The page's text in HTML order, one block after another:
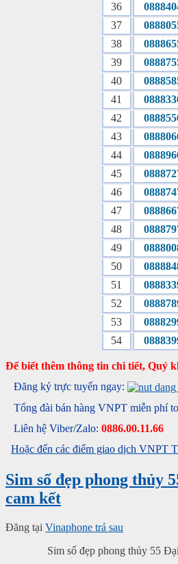
36
37
38
39
40
41
42
43
44
45
46
47
48
49
50
51
52
53
54
Để biết thêm thông tin chi tiết, Quý
Đăng ký trực tuyến ngay:
Tổng đài bán hàng VNPT miễn phí
Liên hệ Viber/Zalo: 0886.00.11.66
Hoặc đến các điểm giao dịch VNPT
Sim số đẹp phong thủy
cam kết
Đăng tại Vinaphone trả sau
Sim số đẹp phong thủy 55